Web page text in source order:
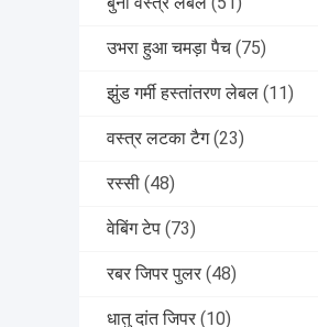
उभरा हुआ चमड़ा पैच (75)
झुंड गर्मी हस्तांतरण लेबल (11)
वस्त्र लटका टैग (23)
रस्सी (48)
वेबिंग टेप (73)
रबर जिपर पुलर (48)
धातु दांत जिपर (10)